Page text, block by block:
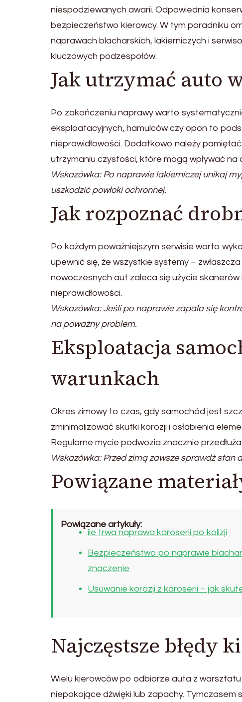
niespodziewanych awarii. Odpowiednia
bezpieczeństwo kierowcy. W tym poradniku
naprawach blacharskich, lakierniczych i
kluczowych podzespołów.
Jak utrzymać auto
Po zakończeniu naprawy warto
eksploatacyjnych, hamulców czy opon to
nieprawidłowości. Dodatkowo należy
utrzymaniu czystości, które mogą wpływać na
Wskazówka: Po naprawie lakierniczej unikaj
uszkodzić powłoki ochronnej.
Jak rozpoznać
Po każdym poważniejszym serwisie warto
upewnić się, że wszystkie systemy –
nowoczesnych aut zaleca się użycie
nieprawidłowości.
Wskazówka: Jeśli po naprawie zapala się
na poważny problem.
Eksploatacja
warunkach
Okres zimowy to czas, gdy samochód jest
zminimalizować skutki korozji i osłabienia
Regularne mycie podwozia znacznie
Wskazówka: Przed zimą zawsze sprawdź stan
Powiązane
Powiązane artykuły:
ile trwa naprawa karoserii po kolizji
Bezpieczeństwo po naprawie
znaczenie
Usuwanie korozji z karoserii – jak
Najczęstsze błędy
Wielu kierowców po odbiorze auta z
niepokojące dźwięki lub zapachy. Tymczasem